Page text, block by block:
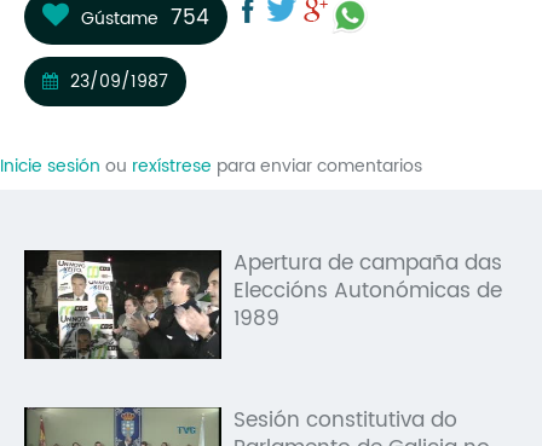
Gústame 754
23/09/1987
Inicie sesión ou rexístrese para enviar comentarios
Apertura de campaña das
Eleccións Autonómicas de
1989
Sesión constitutiva do